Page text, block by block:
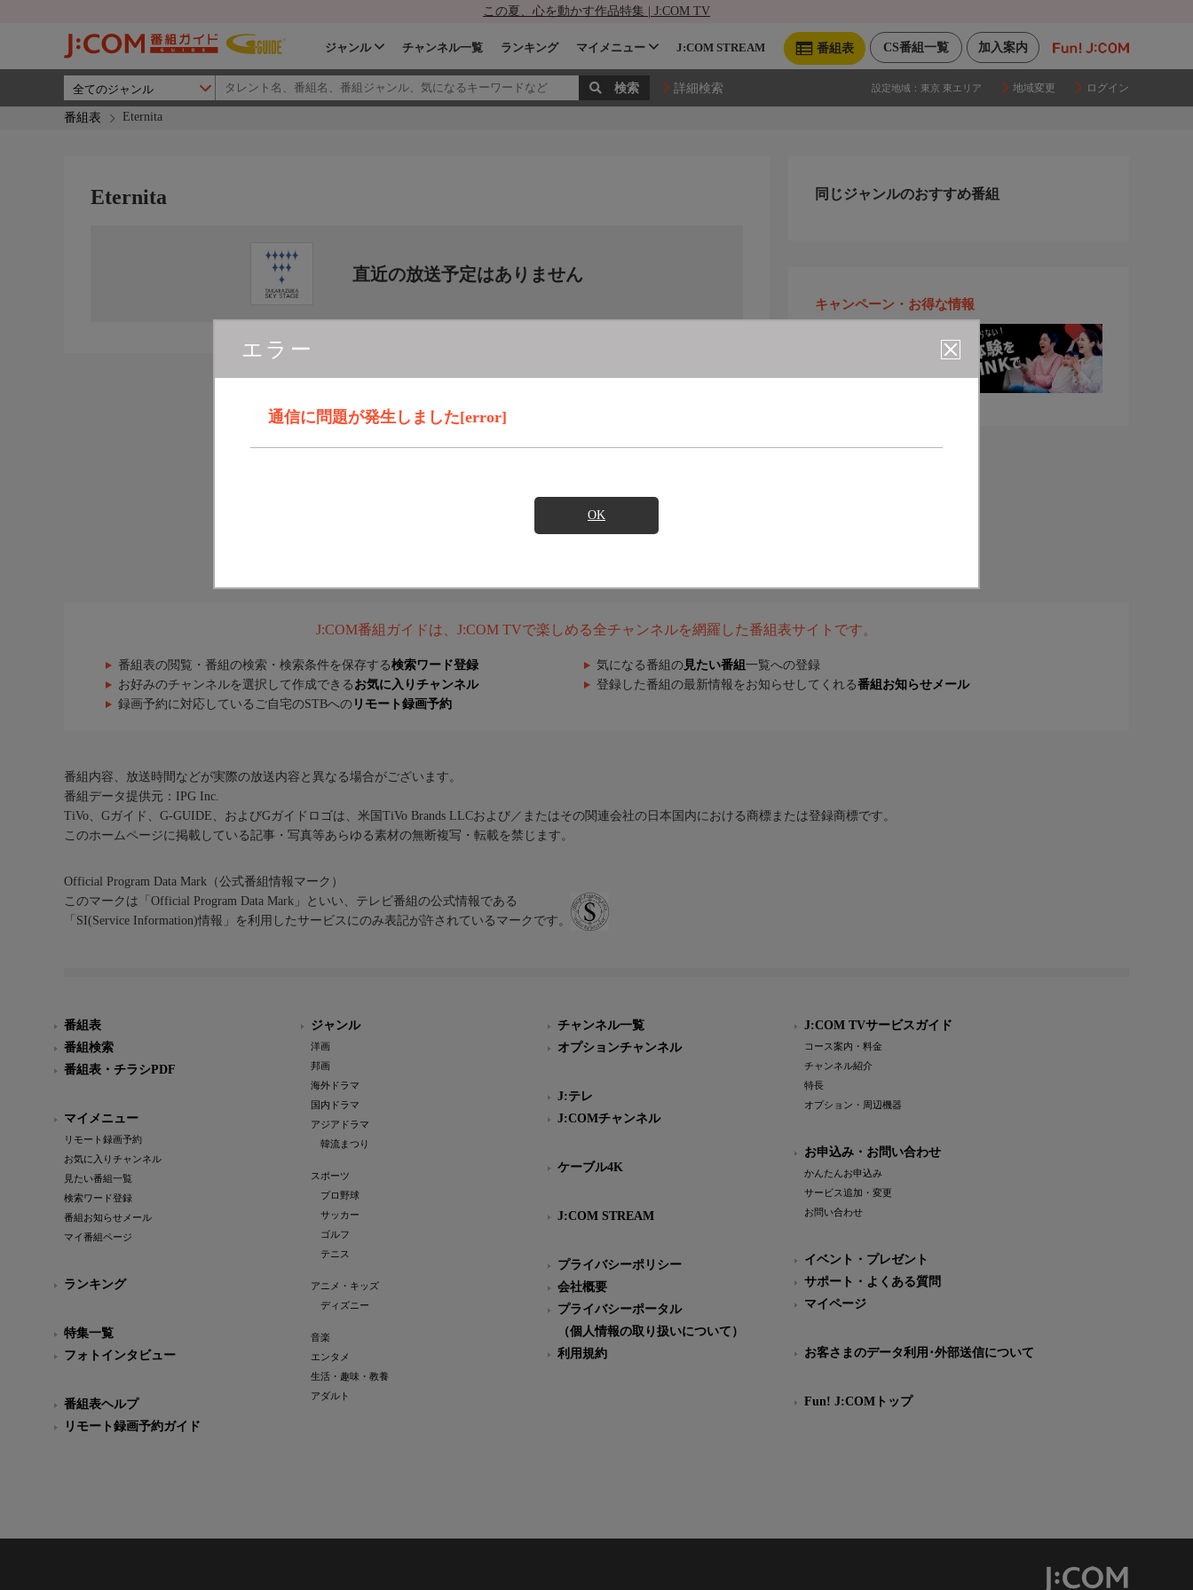
この夏、心を動かす作品特集 | J:COM TV
加入案内
CS番組一覧
番組表
ジャンル チャンネル一覧 ランキング マイメニュー J:COM STREAM
詳細検索 設定地域： 東京 東エリア 地域変更 ログイン
番組表 Eternita
エラー
通信に問題が発生しました[error]
OK
Eternita
直近の放送予定はありません
同じジャンルのおすすめ番組
キャンペーン・お得な情報
J:COM番組ガイドは、J:COM TVで楽しめる全チャンネルを網羅した番組表サイトです。
番組表の閲覧・番組の検索・検索条件を保存する検索ワード登録 気になる番組の 見たい番組 一覧への登録
お好みのチャンネルを選択して作成できる お気に入りチャンネル 登録した番組の最新情報をお知らせしてくれる番組お知らせメール
録画予約に対応しているご自宅のSTBへの リモート録画予約
番組内容、放送時間などが実際の放送内容と異なる場合がございます。
番組データ提供元：IPG Inc.
TiVo、Gガイド、G-GUIDE、およびGガイドロゴは、米国TiVo Brands LLCおよび／またはその関連会社の日本国内における商標または登録商標です。
このホームページに掲載している記事・写真等あらゆる素材の無断複写・転載を禁じます。
Official Program Data Mark（公式番組情報マーク）
このマークは「Official Program Data Mark」といい、テレビ番組の公式情報である
「SI(Service Information)情報」を利用したサービスにのみ表記が許されているマークです。
番組表
番組検索
番組表・チラシPDF
マイメニュー
リモート録画予約
お気に入りチャンネル
見たい番組一覧
検索ワード登録
番組お知らせメール
マイ番組ページ
ランキング
特集一覧
フォトインタビュー
番組表ヘルプ
リモート録画予約ガイド
ジャンル
洋画
邦画
海外ドラマ
国内ドラマ
アジアドラマ
韓流まつり
スポーツ
プロ野球
サッカー
ゴルフ
テニス
アニメ・キッズ
ディズニー
音楽
エンタメ
生活・趣味・教養
アダルト
チャンネル一覧
オプションチャンネル
J:テレ
J:COMチャンネル
ケーブル4K
J:COM STREAM
プライバシーポリシー
会社概要
プライバシーポータル
（個人情報の取り扱いについて）
利用規約
J:COM TVサービスガイド
コース案内・料金
チャンネル紹介
特長
オプション・周辺機器
お申込み・お問い合わせ
かんたんお申込み
サービス追加・変更
お問い合わせ
イベント・プレゼント
サポート・よくある質問
マイページ
お客さまのデータ利用･外部送信について
Fun! J:COMトップ